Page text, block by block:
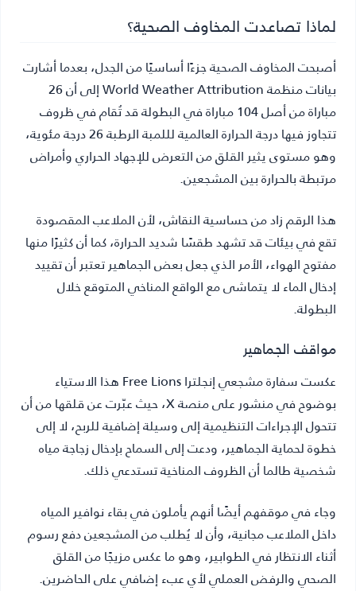
لماذا تصاعدت المخاوف الصحية؟
أصبحت المخاوف الصحية جزءًا أساسيًا من الجدل، بعدما أشارت
بيانات منظمة World Weather Attribution إلى أن 26
مباراة من أصل 104 مباراة في البطولة قد تُقام في ظروف
تتجاوز فيها درجة الحرارة العالمية لللمبة الرطبة 26 درجة مئوية،
وهو مستوى يثير القلق من التعرض للإجهاد الحراري وأمراض
مرتبطة بالحرارة بين المشجعين.
هذا الرقم زاد من حساسية النقاش، لأن الملاعب المقصودة
تقع في بيئات قد تشهد طقسًا شديد الحرارة، كما أن كثيرًا منها
مفتوح الهواء، الأمر الذي جعل بعض الجماهير تعتبر أن تقييد
إدخال الماء لا يتماشى مع الواقع المناخي المتوقع خلال
البطولة.
مواقف الجماهير
عكست سفارة مشجعي إنجلترا Free Lions هذا الاستياء
بوضوح في منشور على منصة X، حيث عبّرت عن قلقها من أن
تتحول الإجراءات التنظيمية إلى وسيلة إضافية للربح، لا إلى
خطوة لحماية الجماهير، ودعت إلى السماح بإدخال زجاجة مياه
شخصية طالما أن الظروف المناخية تستدعي ذلك.
وجاء في موقفهم أيضًا أنهم يأملون في بقاء نوافير المياه
داخل الملاعب مجانية، وأن لا يُطلب من المشجعين دفع رسوم
أثناء الانتظار في الطوابير، وهو ما عكس مزيجًا من القلق
الصحي والرفض العملي لأي عبء إضافي على الحاضرين.